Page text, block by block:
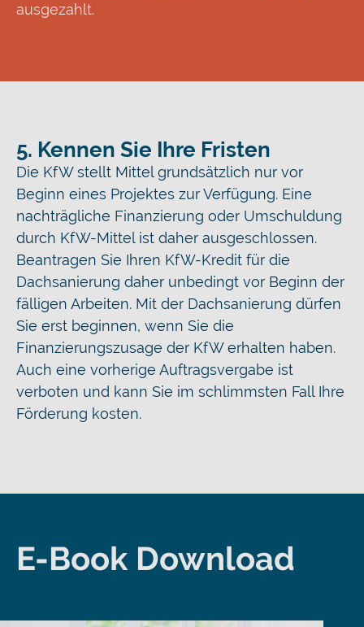
ausgezahlt.
5. Kennen Sie Ihre Fristen
Die KfW stellt Mittel grundsätzlich nur vor
Beginn eines Projektes zur Verfügung. Eine
nachträgliche Finanzierung oder Umschuldung
durch KfW-Mittel ist daher ausgeschlossen.
Beantragen Sie Ihren KfW-Kredit für die
Dachsanierung daher unbedingt vor Beginn der
fälligen Arbeiten. Mit der Dachsanierung dürfen
Sie erst beginnen, wenn Sie die
Finanzierungszusage der KfW erhalten haben.
Auch eine vorherige Auftragsvergabe ist
verboten und kann Sie im schlimmsten Fall Ihre
Förderung kosten.
E-Book Download